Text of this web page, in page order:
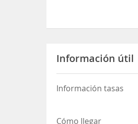
Información útil
Información tasas
Cómo llegar